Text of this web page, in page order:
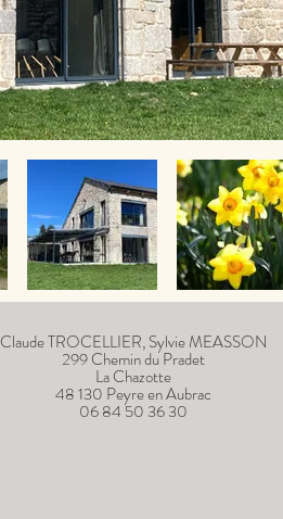
Claude TROCELLIER, Sylvie MEASSON
299 Chemin du Pradet
La Chazotte
48 130 Peyre en Aubrac
06 84 50 36 30